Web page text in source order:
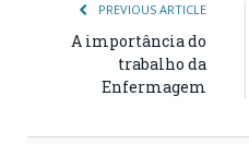
PREVIOUS ARTICLE
A importância do
trabalho da
Enfermagem